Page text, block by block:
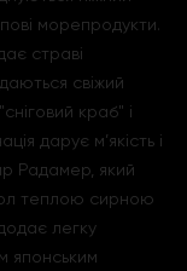
морепродукти.
страві
свіжий
краб" і
дарує м’якість і
Радамер, який
теплою сирною
легку
японським